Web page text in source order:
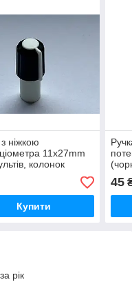
ніжкою
11x27mm
колонок
Купити
45
рік